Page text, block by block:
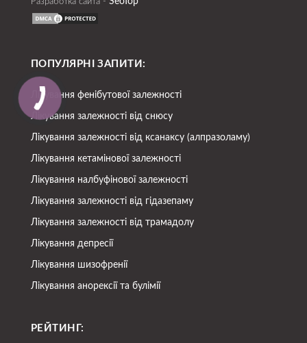
Разработка сайта -
ПОПУЛЯРНІ ЗАПИТИ:
Лікування фенібутової залежності
Лікування залежності від снюсу
Лікування залежності від ксанаксу (алпразоламу)
Лікування кетамінової залежності
Лікування налбуфінової залежності
Лікування залежності від гідазепаму
Лікування залежності від трамадолу
Лікування депресії
Лікування шизофренії
Лікування анорексії та булімії
РЕЙТИНГ: